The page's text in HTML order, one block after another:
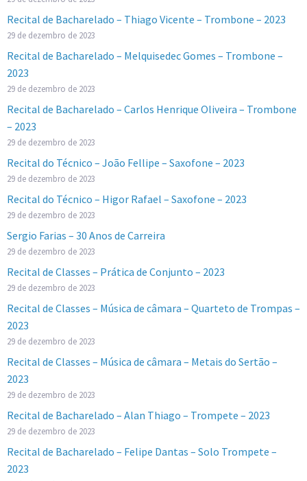
Recital de Bacharelado – Thiago Vicente – Trombone – 2023
29 de dezembro de 2023
Recital de Bacharelado – Melquisedec Gomes – Trombone –
2023
29 de dezembro de 2023
Recital de Bacharelado – Carlos Henrique Oliveira – Trombone
– 2023
29 de dezembro de 2023
Recital do Técnico – João Fellipe – Saxofone – 2023
29 de dezembro de 2023
Recital do Técnico – Higor Rafael – Saxofone – 2023
29 de dezembro de 2023
Sergio Farias – 30 Anos de Carreira
29 de dezembro de 2023
Recital de Classes – Prática de Conjunto – 2023
29 de dezembro de 2023
Recital de Classes – Música de câmara – Quarteto de Trompas –
2023
29 de dezembro de 2023
Recital de Classes – Música de câmara – Metais do Sertão –
2023
29 de dezembro de 2023
Recital de Bacharelado – Alan Thiago – Trompete – 2023
29 de dezembro de 2023
Recital de Bacharelado – Felipe Dantas – Solo Trompete –
2023